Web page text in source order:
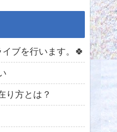
ブを行います。🍀
り方とは？